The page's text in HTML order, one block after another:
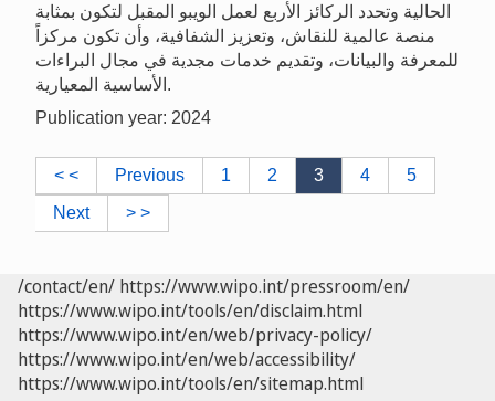
الحالية وتحدد الركائز الأربع لعمل الويبو المقبل لتكون بمثابة
منصة عالمية للنقاش، وتعزيز الشفافية، وأن تكون مركزاً
للمعرفة والبيانات، وتقديم خدمات مجدية في مجال البراءات
الأساسية المعيارية.
Publication year: 2024
< < Previous 1 2 3 4
5
Next
> >
/contact/en/ https://www.wipo.int/pressroom/en/
https://www.wipo.int/tools/en/disclaim.html
https://www.wipo.int/en/web/privacy-policy/
https://www.wipo.int/en/web/accessibility/
https://www.wipo.int/tools/en/sitemap.html